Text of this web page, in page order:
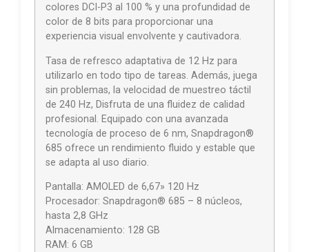
colores DCI-P3 al 100 % y una profundidad de
color de 8 bits para proporcionar una
experiencia visual envolvente y cautivadora.
Tasa de refresco adaptativa de 12 Hz para
utilizarlo en todo tipo de tareas. Además, juega
sin problemas, la velocidad de muestreo táctil
de 240 Hz, Disfruta de una fluidez de calidad
profesional. Equipado con una avanzada
tecnología de proceso de 6 nm, Snapdragon®
685 ofrece un rendimiento fluido y estable que
se adapta al uso diario.
Pantalla: AMOLED de 6,67» 120 Hz
Procesador: Snapdragon® 685 – 8 núcleos,
hasta 2,8 GHz
Almacenamiento: 128 GB
RAM: 6 GB